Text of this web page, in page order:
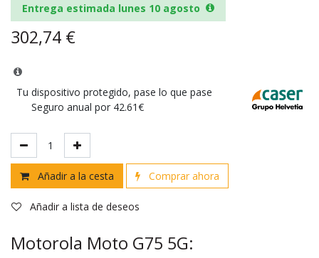
Entrega estimada lunes 10 agosto
302,74 €
Tu dispositivo protegido, pase lo que pase
Seguro anual por 42.61€
Añadir a la cesta Comprar ahora
Añadir a lista de deseos
Motorola Moto G75 5G: